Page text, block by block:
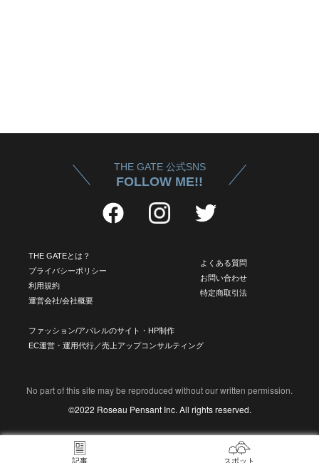
THE GATE 公式SNS
FOLLOW ME!!
THE GATEとは？
プライバシーポリシー
利用規約
運営会社/会社概要
よくある質問
お問い合わせ
特定商取引法
ファッション/アパレルのサイト・HP制作
EC運営・運用代行／売上アップコンサルティング
No part of this site may be reproduced without our written permission.
©2022 Roseau Pensant Inc. All rights reserved.
記事 スポット